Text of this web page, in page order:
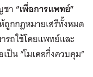
ชา“เพื่อการแพทย์”
ถูกกฎหมายเสรีทั้งหมด
ถใช้โดยแพทย์และ
น “โมเดลกึ่งควบคุม”